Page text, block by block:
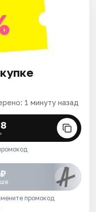
1 минуту назад
промокод